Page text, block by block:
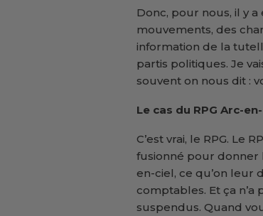
Donc, pour nous, il y
mouvements, des
information de la
partis politiques. Je
souvent on nous dit :
Le cas du RPG Arc-
C’est vrai, le RPG. Le
fusionné pour donner
en-ciel, ce qu’on leur
comptables. Et ça n’a
suspendus. Quand